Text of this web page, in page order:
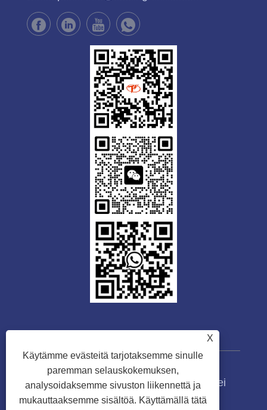
Copyright © 2023 Guangdong Tongwei
Machinery Co., Ltd. Kaikki oikeudet
X
Käytämme evästeitä tarjotaksemme sinulle
paremman selauskokemuksen,
analysoidaksemme sivuston liikennettä ja
mukauttaaksemme sisältöä. Käyttämällä tätä